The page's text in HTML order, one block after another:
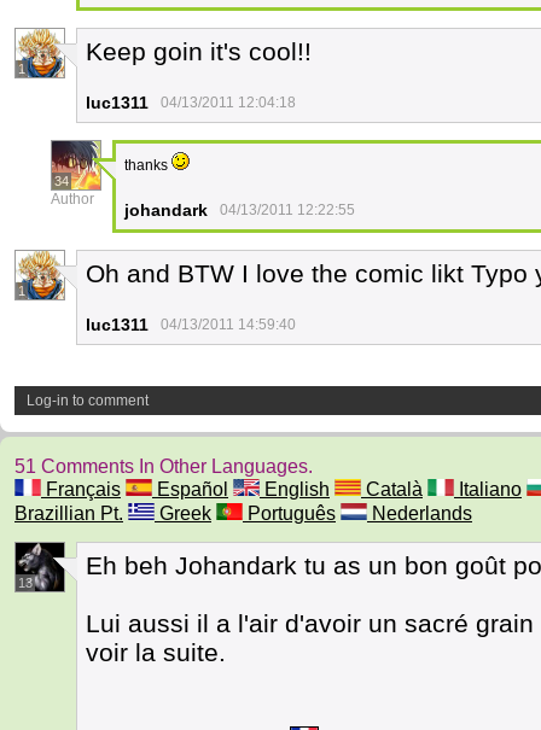
1
Keep goin it's cool!!
luc1311 04/13/2011 12:04:18
34
Author
thanks
johandark 04/13/2011 12:22:55
1
Oh and BTW I love the comic likt Typo
luc1311 04/13/2011 14:59:40
Log-in to comment
51 Comments In Other Languages.
Français
Español English Català
Italiano
Brazillian Pt.
Greek Português Nederlands
13
Eh beh Johandark tu as un bon goût
Lui aussi il a l'air d'avoir un sacré
voir la suite.